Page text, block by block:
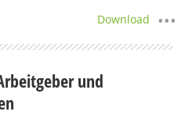
Download
und